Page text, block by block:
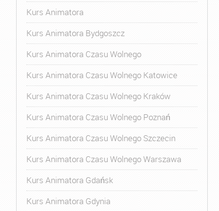
Kurs Animatora
Kurs Animatora Bydgoszcz
Kurs Animatora Czasu Wolnego
Kurs Animatora Czasu Wolnego Katowice
Kurs Animatora Czasu Wolnego Kraków
Kurs Animatora Czasu Wolnego Poznań
Kurs Animatora Czasu Wolnego Szczecin
Kurs Animatora Czasu Wolnego Warszawa
Kurs Animatora Gdańsk
Kurs Animatora Gdynia